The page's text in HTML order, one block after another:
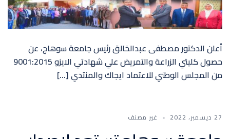
أعلن الدكتور مصطفى عبدالخالق رئيس جامعة سوهاج، عن
حصول كليتي الزراعة والتمريض علي شهادتي الايزو 9001:2015
من المجلس الوطني للاعتماد ايجاك والمنتدي […]
27 ديسمبر، 2022 غير مصنف